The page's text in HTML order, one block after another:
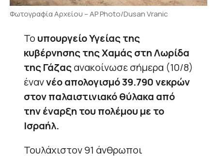
Φωτογραφία Αρχείου – AP Photo/Dusan Vranic
Το υπουργείο Υγείας της
κυβέρνησης της Χαμάς στη Λωρίδα
της Γάζαςανακοίνωσε σήμερα (10/8)
έναννέο απολογισμό 39.790 νεκρών
στον παλαιστινιακό θύλακα από
την έναρξη του πολέμου με το
Ισραήλ.
Τουλάχιστον 91 άνθρωποι